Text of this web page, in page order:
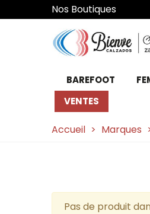
Nos Boutiques
BAREFOOT
VENTES
Accueil > Marques
Pas de produit